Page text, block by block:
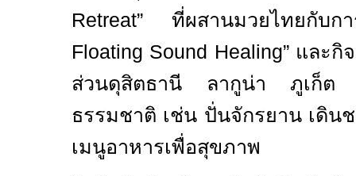
Retreat” ที่ผสานมวยไทยกับ
Floating Sound Healing” และกิ
ส่วนดุสิตธานี ลากูน่า ภูเก็ต จ
ธรรมชาติ เช่น ปั่นจักรยาน เดิน
เมนูอาหารเพื่อสุขภาพ